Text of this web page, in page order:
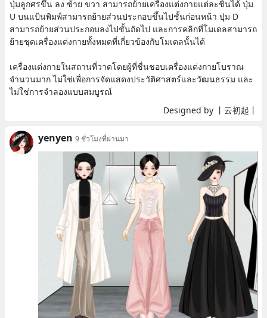
ปุ่มลูกศรขึ้น ลง ซ้าย ขวา สามารถย้ายเครื่องแต่งกายแต่ละชิ้นได้ ปุ่ม
U บนแป้นพิมพ์สามารถย้ายส่วนประกอบขึ้นไปชั้นก่อนหน้า ปุ่ม D
สามารถย้ายส่วนประกอบลงไปชั้นถัดไป และการคลิกที่โมเดลสามารถ
ย้ายชุดเครื่องแต่งกายทั้งหมดที่เกี่ยวข้องกับโมเดลนั้นได้
เครื่องแต่งกายในสถานที่วาดโดยผู้ที่ชื่นชอบเครื่องแต่งกายโบราณ
จำนวนมาก ไม่ใช่เพื่อการจัดแสดงประวัติศาสตร์และวัฒนธรรม และ
ไม่ใช่การจำลองแบบสมบูรณ์
Designed by 丨云初起丨
yenyen 9 ชั่วโมงที่ผ่านมา